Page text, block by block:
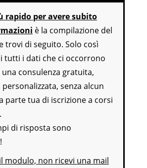
rapido per avere subito
è la compilazione del
trovi di seguito. Solo così
tutti i dati che ci occorrono
consulenza gratuita,
senza alcun
parte tua di iscrizione a corsi
di risposta sono
modulo, non ricevi una mail